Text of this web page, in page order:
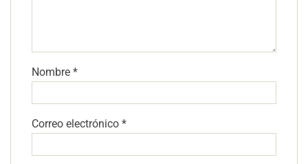
Nombre *
Correo electrónico *